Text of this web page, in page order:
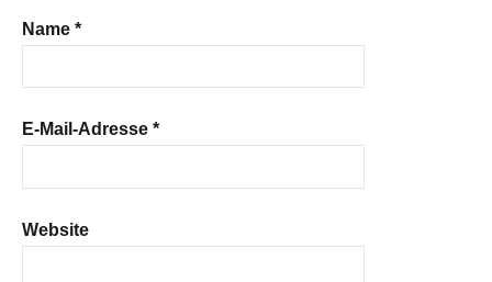
Name *
E-Mail-Adresse *
Website